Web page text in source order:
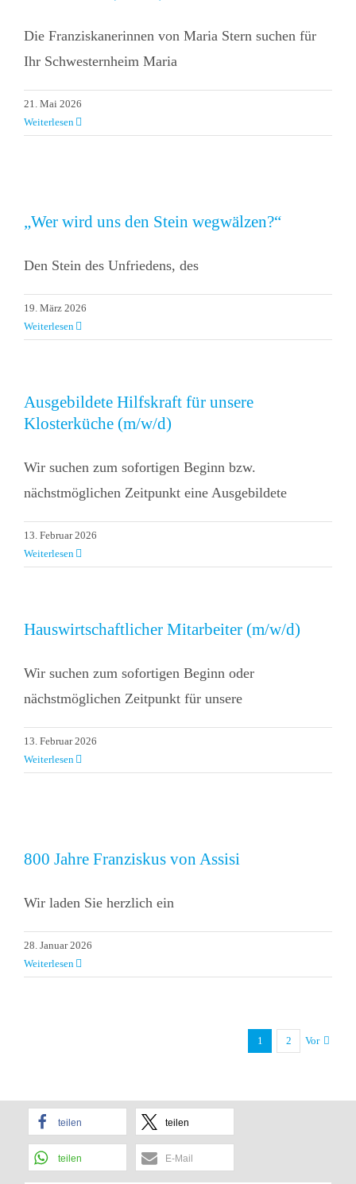
Die Franziskanerinnen von Maria Stern suchen für
Ihr Schwesternheim Maria
21. Mai 2026
Weiterlesen
„Wer wird uns den Stein wegwälzen?“
Den Stein des Unfriedens, des
19. März 2026
Weiterlesen
Ausgebildete Hilfskraft für unsere
Klosterküche (m/w/d)
Wir suchen zum sofortigen Beginn bzw.
nächstmöglichen Zeitpunkt eine Ausgebildete
13. Februar 2026
Weiterlesen
Hauswirtschaftlicher Mitarbeiter (m/w/d)
Wir suchen zum sofortigen Beginn oder
nächstmöglichen Zeitpunkt für unsere
13. Februar 2026
Weiterlesen
800 Jahre Franziskus von Assisi
Wir laden Sie herzlich ein
28. Januar 2026
Weiterlesen
1 2 Vor
teilen teilen
teilen E-Mail